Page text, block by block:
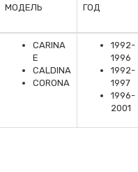
МОДЕЛЬ ГОД
CARINA
E
CALDINA
CORONA
1992-
1996
1992-
1997
1996-
2001